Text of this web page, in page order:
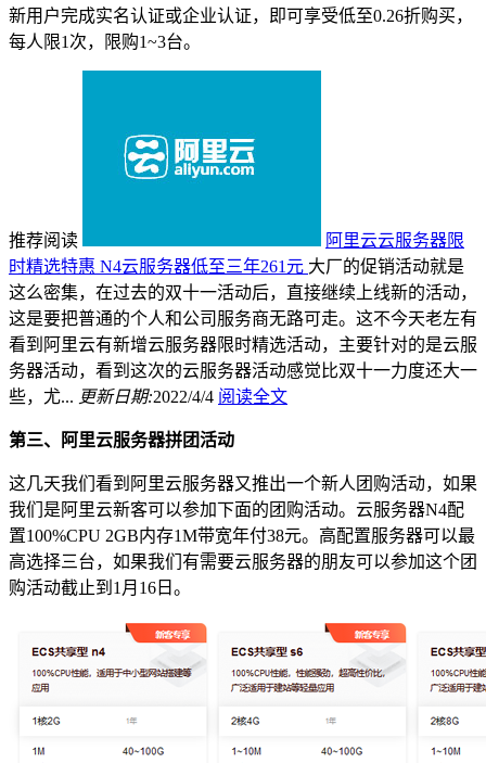
新用户完成实名认证或企业认证，即可享受低至0.26折购买，
每人限1次，限购1~3台。
推荐阅读
阿里云云服务器限
时精选特惠 N4云服务器低至三年261元 大厂的促销活动就是
这么密集，在过去的双十一活动后，直接继续上线新的活动，
这是要把普通的个人和公司服务商无路可走。这不今天老左有
看到阿里云有新增云服务器限时精选活动，主要针对的是云服
务器活动，看到这次的云服务器活动感觉比双十一力度还大一
些，尤... 更新日期:2022/4/4 阅读全文
第三、阿里云服务器拼团活动
这几天我们看到阿里云服务器又推出一个新人团购活动，如果
我们是阿里云新客可以参加下面的团购活动。云服务器N4配
置100%CPU 2GB内存1M带宽年付38元。高配置服务器可以最
高选择三台，如果我们有需要云服务器的朋友可以参加这个团
购活动截止到1月16日。